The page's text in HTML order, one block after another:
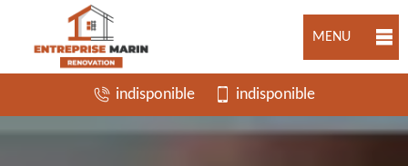
MENU
indisponible indisponible